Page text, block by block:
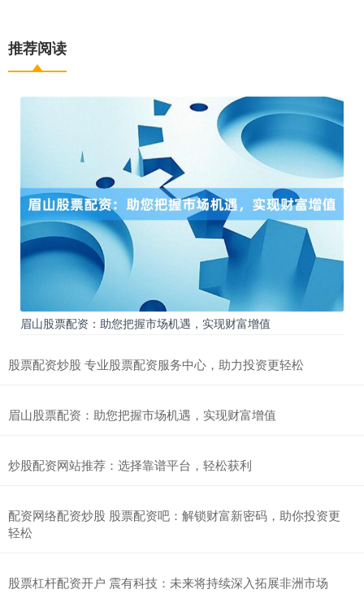
推荐阅读
眉山股票配资：助您把握市场机遇，实现财富增值
股票配资炒股 专业股票配资服务中心，助力投资更轻松
眉山股票配资：助您把握市场机遇，实现财富增值
炒股配资网站推荐：选择靠谱平台，轻松获利
配资网络配资炒股 股票配资吧：解锁财富新密码，助你投资更
轻松
股票杠杆配资开户 震有科技：未来将持续深入拓展非洲市场